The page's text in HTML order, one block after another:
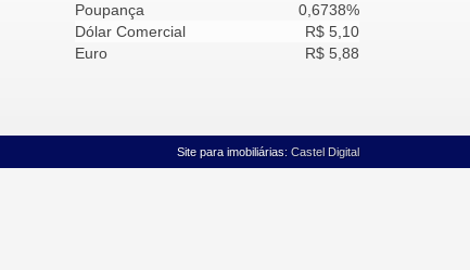
Poupança
0,6738%
Dólar Comercial
R$ 5,10
Euro
R$ 5,88
Site para imobiliárias: Castel Digital